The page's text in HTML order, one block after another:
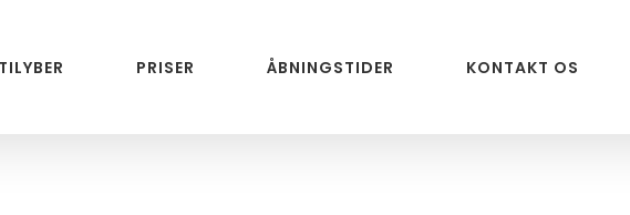
PRISER ÅBNINGSTIDER KONTAKT OS